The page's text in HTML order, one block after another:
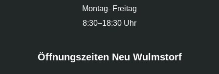
Montag–Freitag
8:30–18:30 Uhr
Öffnungszeiten Neu Wulmstorf